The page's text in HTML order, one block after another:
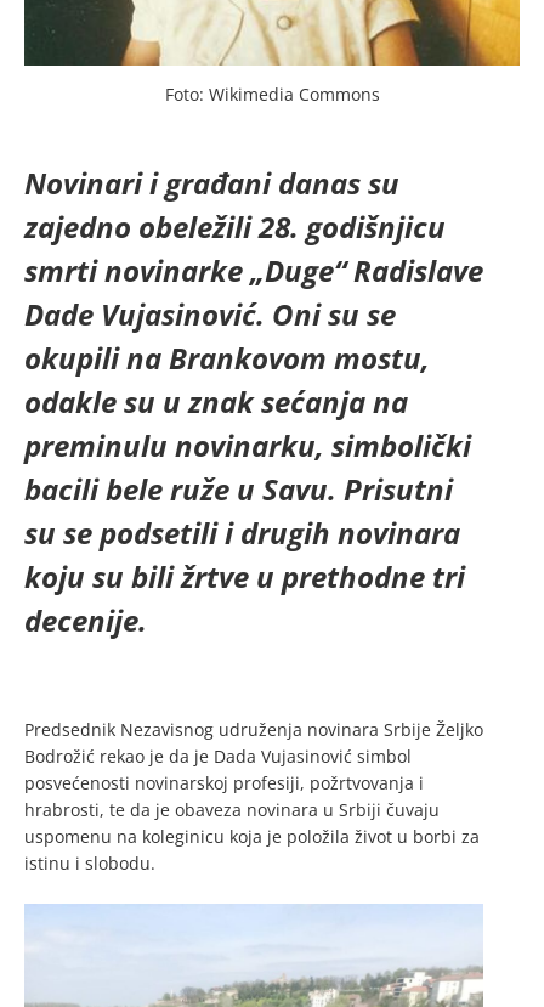
Foto: Wikimedia Commons
Novinari i građani danas su
zajedno obeležili 28. godišnjicu
smrti novinarke „Duge“ Radislave
Dade Vujasinović. Oni su se
okupili na Brankovom mostu,
odakle su u znak sećanja na
preminulu novinarku, simbolički
bacili bele ruže u Savu. Prisutni
su se podsetili i drugih novinara
koju su bili žrtve u prethodne tri
decenije.
Predsednik Nezavisnog udruženja novinara Srbije Željko
Bodrožić rekao je da je Dada Vujasinović simbol
posvećenosti novinarskoj profesiji, požrtvovanja i
hrabrosti, te da je obaveza novinara u Srbiji čuvaju
uspomenu na koleginicu koja je položila život u borbi za
istinu i slobodu.